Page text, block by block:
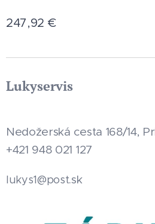
247,92 €
Lukyservis
Nedožerská cesta 168/14,
+421 948 021 127
lukys1@post.sk